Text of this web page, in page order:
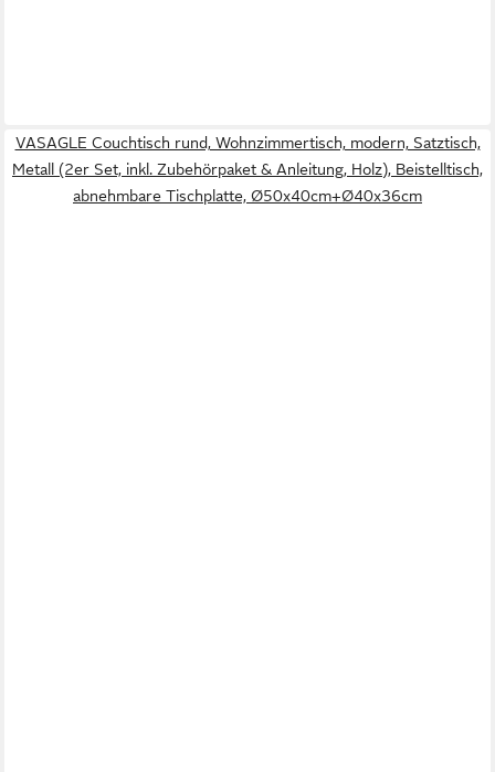
VASAGLE Couchtisch rund, Wohnzimmertisch, modern, Satztisch,
Metall (2er Set, inkl. Zubehörpaket & Anleitung, Holz), Beistelltisch,
abnehmbare Tischplatte, Ø50x40cm+Ø40x36cm